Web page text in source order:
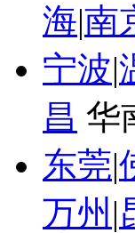
海|南
宁波|
昌 华
东莞|
万州 |